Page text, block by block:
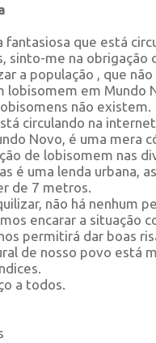
fantasiosa que está
sinto-me na obrigação
a população , que
lobisomem em Mundo
não existem.
circulando na
Novo, é uma mera
de lobisomem nas
é uma lenda urbana,
de 7 metros.
não há nenhum
encarar a situação
permitirá dar boas
de nosso povo está
a todos.